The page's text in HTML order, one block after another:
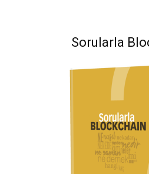
Sorularla